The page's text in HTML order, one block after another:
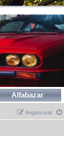
Alfabazar
Registrovat